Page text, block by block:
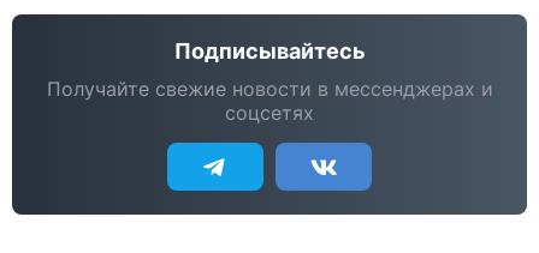
Подписывайтесь
Получайте свежие новости в мессенджерах и
соцсетях